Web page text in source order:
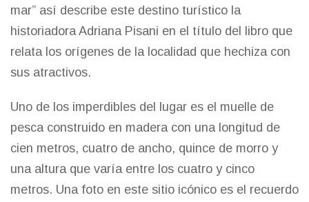
mar” así describe este destino turístico la
historiadora Adriana Pisani en el título del libro que
relata los orígenes de la localidad que hechiza con
sus atractivos.
Uno de los imperdibles del lugar es el muelle de
pesca construido en madera con una longitud de
cien metros, cuatro de ancho, quince de morro y
una altura que varía entre los cuatro y cinco
metros. Una foto en este sitio icónico es el recuerdo